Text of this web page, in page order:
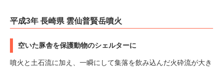
平成3年 長崎県 雲仙普賢岳噴火
空いた豚舎を保護動物のシェルターに
噴火と土石流に加え、一瞬にして集落を飲み込んだ火砕流が大き